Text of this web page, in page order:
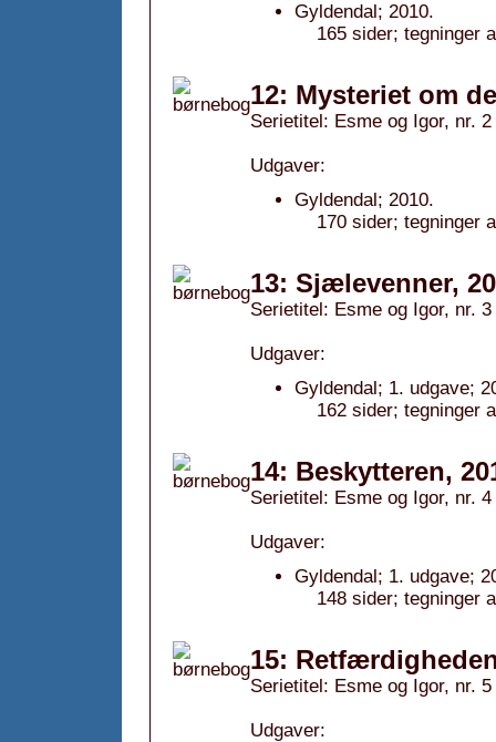
Gyldendal; 2010.
165 sider; tegninger
12: Mysteriet om
Serietitel: Esme og Igor, nr. 2
Udgaver:
Gyldendal; 2010.
170 sider; tegninger
13: Sjælevenner,
Serietitel: Esme og Igor, nr. 3
Udgaver:
Gyldendal; 1. udgave;
162 sider; tegninger
14: Beskytteren,
Serietitel: Esme og Igor, nr. 4
Udgaver:
Gyldendal; 1. udgave;
148 sider; tegninger
15:
Serietitel: Esme og Igor, nr. 5
Udgaver: